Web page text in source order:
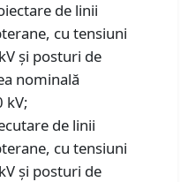
de linii
cu tensiuni
şi posturi de
nominală
kV;
de linii
cu tensiuni
şi posturi de